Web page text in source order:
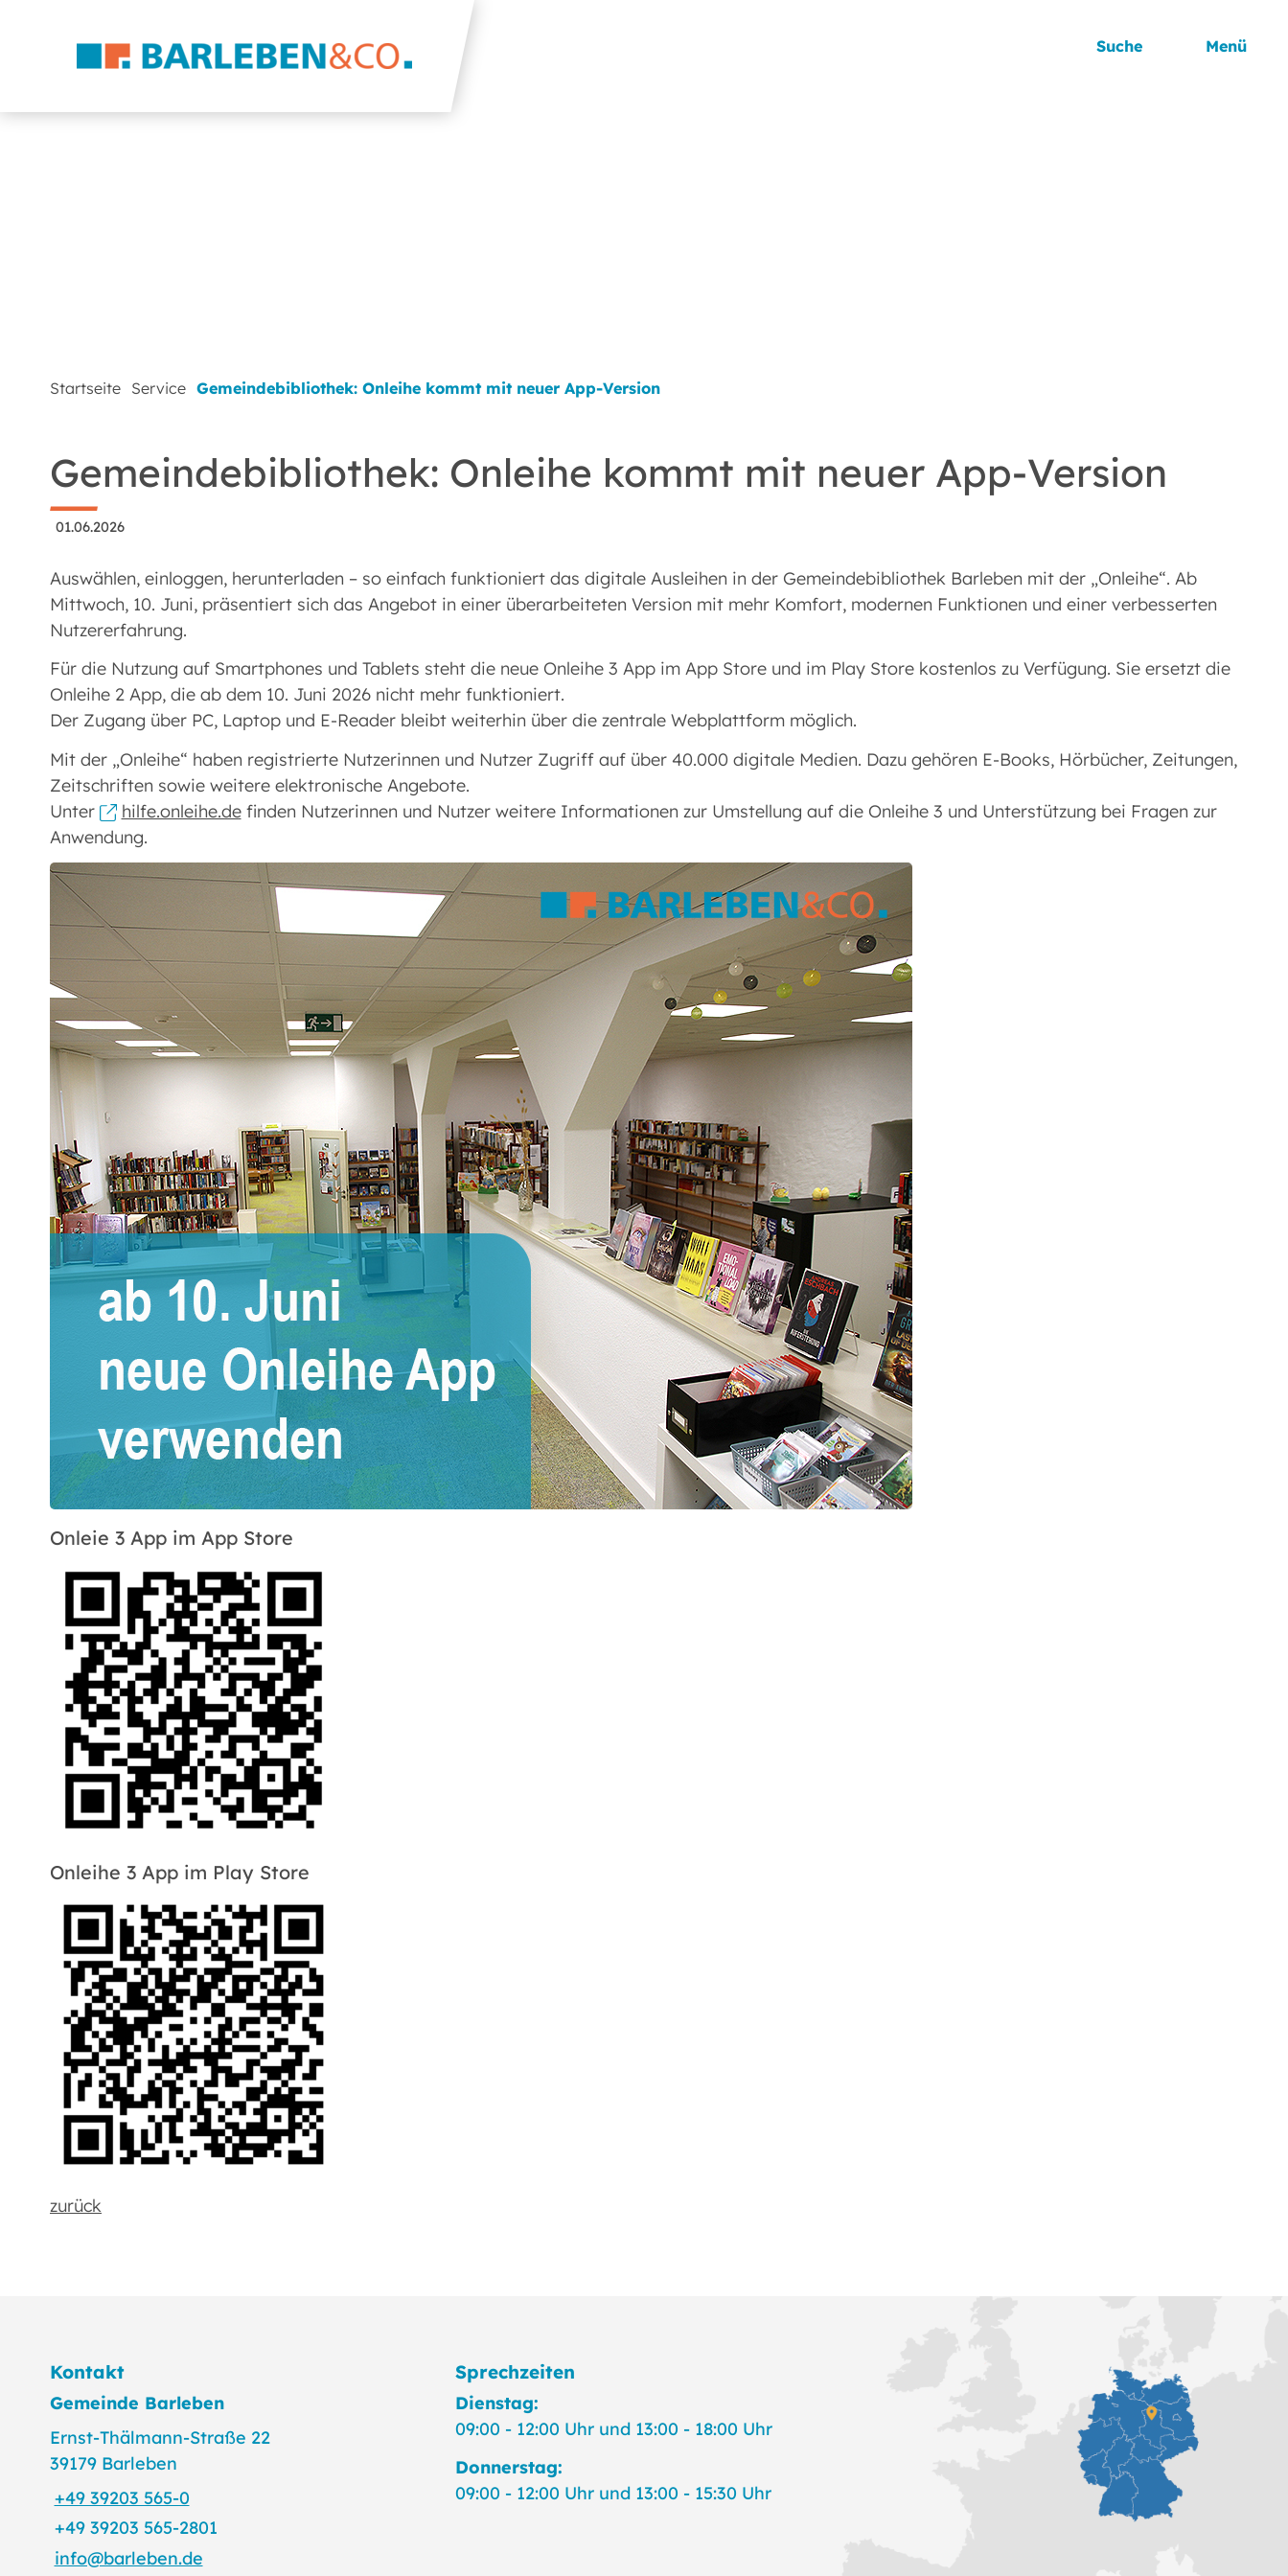
Suche Menü
Startseite Service Gemeindebibliothek: Onleihe kommt mit neuer App-Version
Gemeindebibliothek: Onleihe kommt mit neuer App-Version
01.06.2026
Auswählen, einloggen, herunterladen – so einfach funktioniert das digitale Ausleihen in der Gemeindebibliothek Barleben mit der „Onleihe“. Ab
Mittwoch, 10. Juni, präsentiert sich das Angebot in einer überarbeiteten Version mit mehr Komfort, modernen Funktionen und einer verbesserten
Nutzererfahrung.
Für die Nutzung auf Smartphones und Tablets steht die neue Onleihe 3 App im App Store und im Play Store kostenlos zu Verfügung. Sie ersetzt die
Onleihe 2 App, die ab dem 10. Juni 2026 nicht mehr funktioniert.
Der Zugang über PC, Laptop und E-Reader bleibt weiterhin über die zentrale Webplattform möglich.
Mit der „Onleihe“ haben registrierte Nutzerinnen und Nutzer Zugriff auf über 40.000 digitale Medien. Dazu gehören E-Books, Hörbücher, Zeitungen,
Zeitschriften sowie weitere elektronische Angebote.
Unter
hilfe.onleihe.definden Nutzerinnen und Nutzer weitere Informationen zur Umstellung auf die Onleihe 3 und Unterstützung bei Fragen zur
Anwendung.
Onleie 3 App im App Store
Onleihe 3 App im Play Store
zurück
Kontakt
Gemeinde Barleben
Ernst-Thälmann-Straße 22
39179 Barleben
+49 39203 565-0
+49 39203 565-2801
info@barleben.de
Sprechzeiten
Dienstag:
09:00 - 12:00 Uhr und 13:00 - 18:00 Uhr
Donnerstag:
09:00 - 12:00 Uhr und 13:00 - 15:30 Uhr